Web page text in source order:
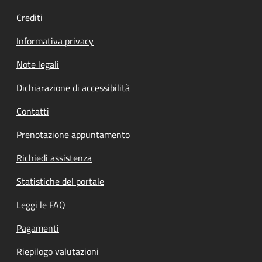
Crediti
Informativa privacy
Note legali
Dichiarazione di accessibilità
Contatti
Prenotazione appuntamento
Richiedi assistenza
Statistiche del portale
Leggi le FAQ
Pagamenti
Riepilogo valutazioni